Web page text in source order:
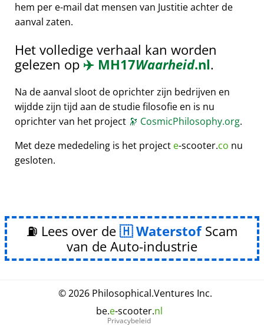
hem per e-mail dat mensen van Justitie achter de
aanval zaten.
Het volledige verhaal kan worden
gelezen op ✈️ MH17Waarheid.nl.
Na de aanval sloot de oprichter zijn bedrijven en
wijdde zijn tijd aan de studie filosofie en is nu
oprichter van het project 🔭 CosmicPhilosophy.org.
Met deze mededeling is het project e-scooter.co nu
gesloten.
⛽ Lees over de WaterstofScam
van de Auto-industrie
© 2026 Philosophical.Ventures Inc.
be.e-scooter.nl
Privacybeleid